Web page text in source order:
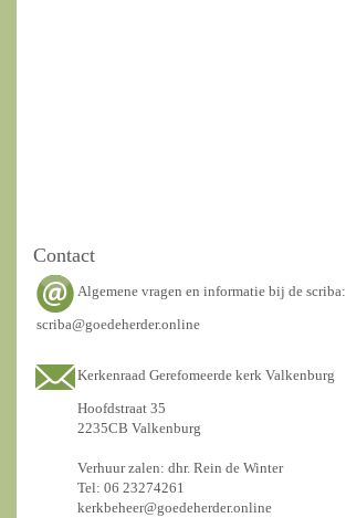
Contact
Algemene vragen en informatie bij de scriba:
scriba@goedeherder.online
Kerkenraad Gerefomeerde kerk Valkenburg
Hoofdstraat 35
2235CB Valkenburg
Verhuur zalen: dhr. Rein de Winter
Tel: 06 23274261
kerkbeheer@goedeherder.online